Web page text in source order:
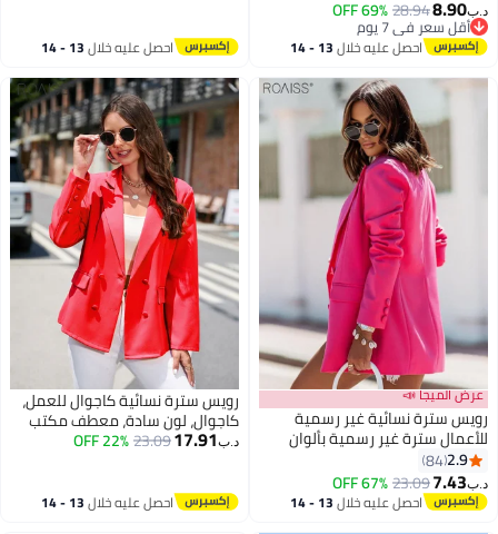
للارتداء غير الرسمي والرسمي على
حد سواء
د.ب‏8.90
28.94
69% OFF
أقل سعر في 7 يوم
أقل سعر في 7 يوماحصل عليه خلال 13 - 14 وسادات كتف باللون البيج
احصل عليه خلال 13 - 14
عرض الميجا 📣
رويس سترة نسائية غير رسمية
للأعمال سترة غير رسمية بألوان
صلبة سترة مكتبية كلاسيكية بياقة
وفتحة أمامية بأزرار
2.9
84
د.ب‏7.43
23.09
67% OFF
احصل عليه خلال 13 - 14
اغسطس
رويس سترة نسائية كاجوال للعمل،
كاجوال، لون سادة، معطف مكتب
كلاسيكي، زر، فتحة مفتوحة
د.ب‏17.91
23.09
22% OFF
احصل عليه خلال 13 - 14
اغسطس